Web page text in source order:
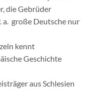
die Gebrüder
a. große Deutsche nur
kennt
Geschichte
aus Schlesien